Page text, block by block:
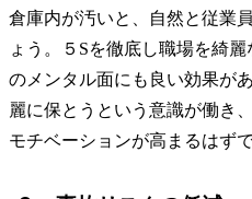
倉庫内が汚いと、自然と従業
ょう。５Sを徹底し職場を綺
のメンタル面にも良い効果が
麗に保とうという意識が働き
モチベーションが高まるはずで